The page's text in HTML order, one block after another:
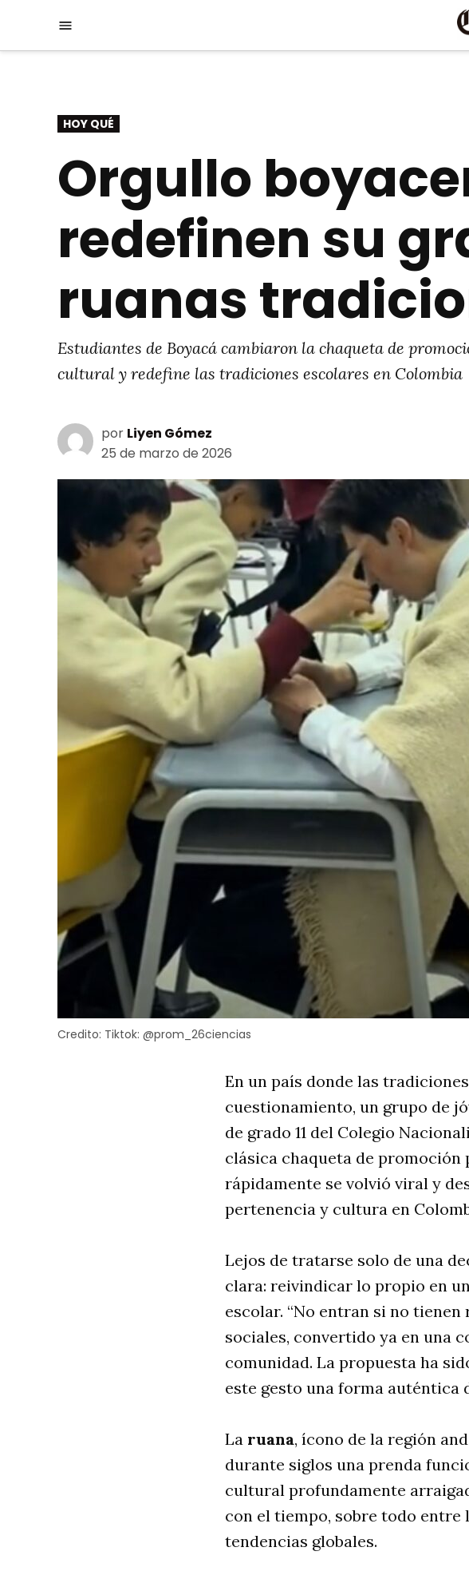
Menú
PUBLICADO
EN
HOY QUÉ
Orgullo
redefinen su
ruanas
Estudiantes de Boyacá cambiaron la chaqueta de
cultural y redefine las tradiciones escolares en Colombia
por Liyen Gómez
25 de marzo de 2026
Credito: Tiktok: @prom_26ciencias
En un país donde las
cuestionamiento, un grupo de
de grado 11 del Colegio
clásica chaqueta de promoción
rápidamente se volvió viral y
pertenencia y cultura en
Lejos de tratarse solo de una
clara: reivindicar lo propio en
escolar. “No entran si no tienen
sociales, convertido ya en una
comunidad. La propuesta ha
este gesto una forma auténtica
La ruana, ícono de la región
durante siglos una prenda
cultural profundamente
con el tiempo, sobre todo entre
tendencias globales.